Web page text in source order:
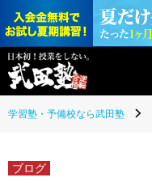
学習塾・予備校なら武田塾
ブログ